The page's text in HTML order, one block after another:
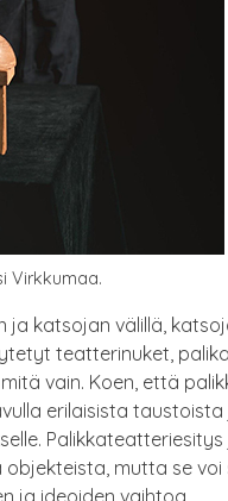
Virkkumaa.
katsojan välillä,
teatterinuket,
vain. Koen, että
erilaisista
mutta se
ja ideoiden vaihtoa.